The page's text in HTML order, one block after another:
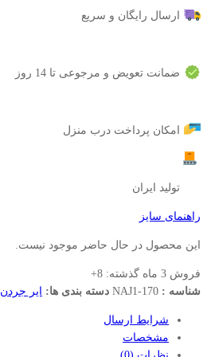
ارسال رایگان و سریع
ضمانت تعویض و مرجوعی تا 14 روز
امکان پرداخت درب منزل
تولید ایران
راهنمای سایز
این محصول در حال حاضر موجود نیست.
فروش 3 ماه گذشته:
8+
شناسه : NAJ1-170 دسته بندی ها: ایر جردن
شرایط ارسال
مشخصات